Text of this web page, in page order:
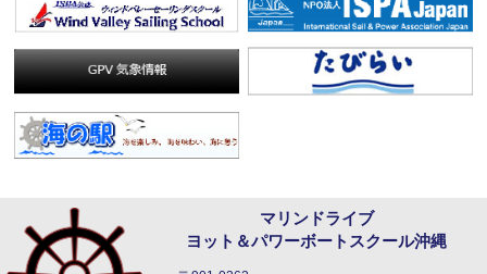
マリンドライブ
ヨット＆パワーボートスクール沖縄